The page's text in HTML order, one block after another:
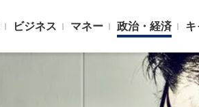
ビジネス マネー 政治・経済 キ